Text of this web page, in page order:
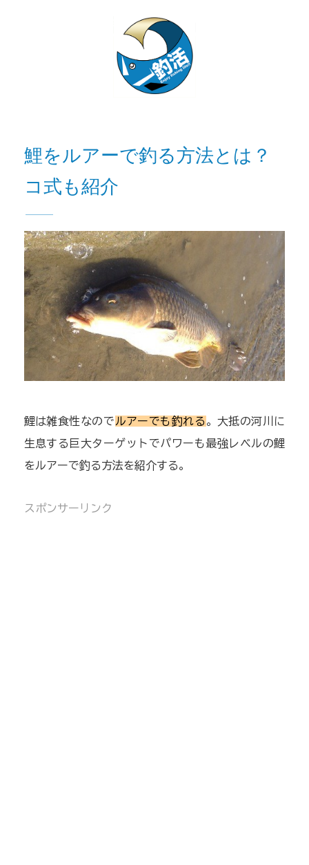
鯉をルアーで釣る方法とは？
コ式も紹介
鯉は雑食性なので ルアーでも釣れる 。大抵の河川に
生息する巨大ターゲットでパワーも最強レベルの鯉
をルアーで釣る方法を紹介する。
スポンサーリンク